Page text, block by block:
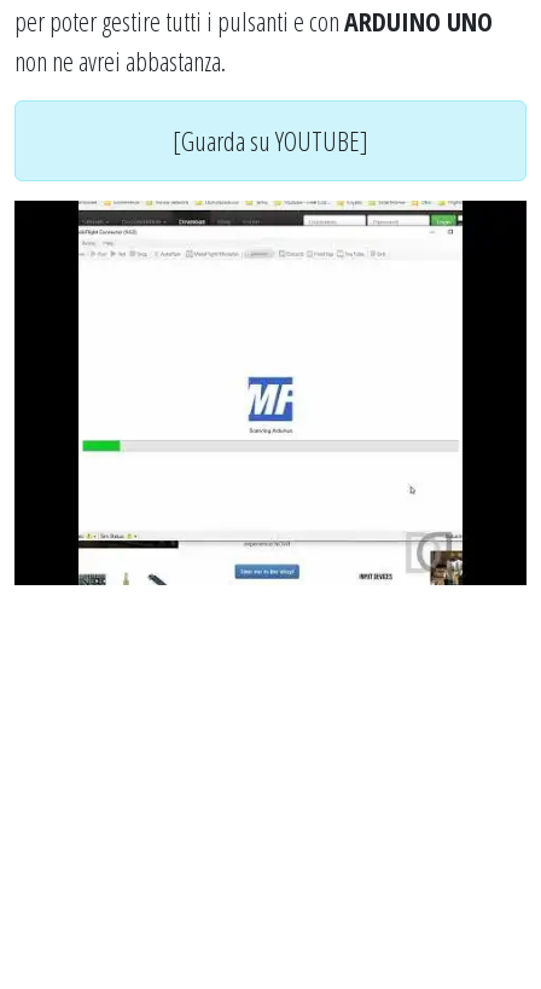
per poter gestire tutti i pulsanti e conARDUINO UNO
non ne avrei abbastanza.
[Guarda su YOUTUBE]